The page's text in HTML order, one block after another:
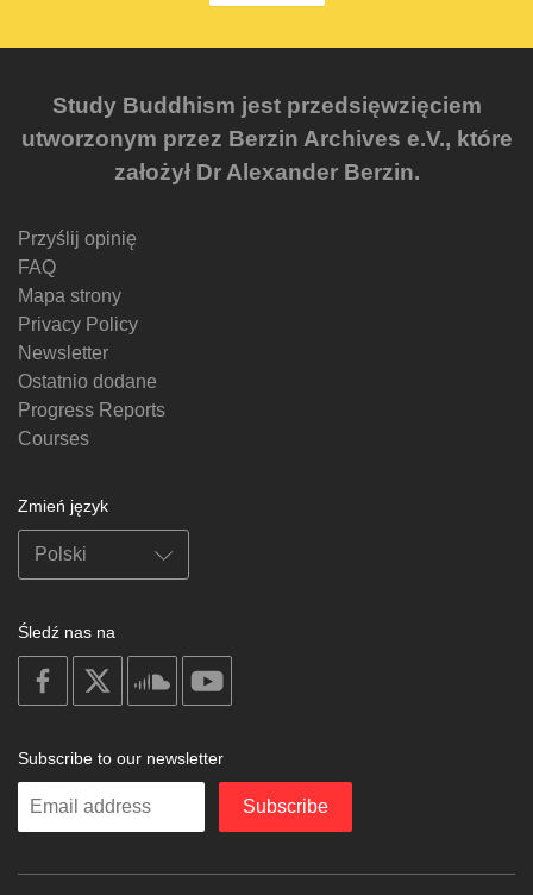
Study Buddhism jest przedsięwzięciem
utworzonym przez Berzin Archives e.V., które
założył Dr Alexander Berzin.
Przyślij opinię
FAQ
Mapa strony
Privacy Policy
Newsletter
Ostatnio dodane
Progress Reports
Courses
Zmień język
Śledź nas na
on
facebook
soundcloud
Subscribe to our newsletter
Enter
Subscribe